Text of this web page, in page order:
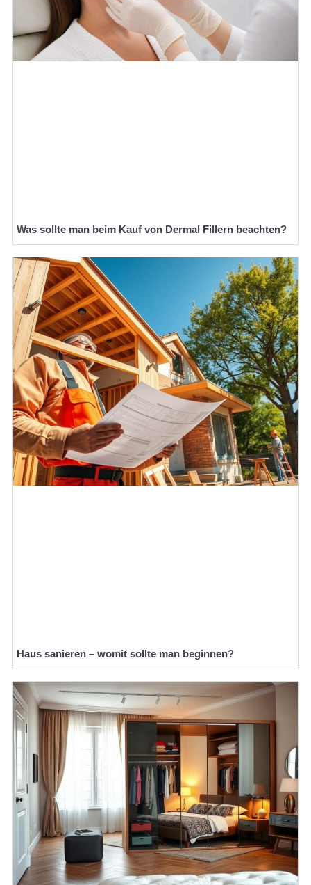
Was sollte man beim Kauf von Dermal Fillern beachten?
Haus sanieren – womit sollte man beginnen?